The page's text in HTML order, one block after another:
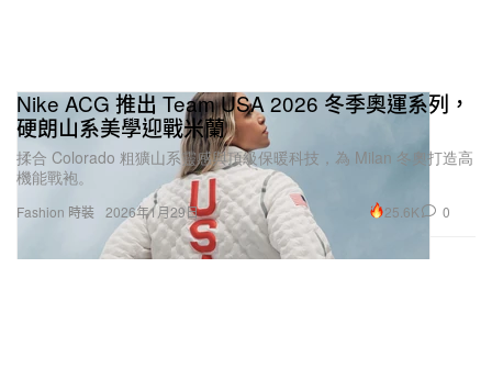
Fashion 時裝
Nike ACG 推出 Team USA 2026 冬季奧運系列，
硬朗山系美學迎戰米蘭
揉合 Colorado 粗獷山系靈感與頂級保暖科技，為 Milan 冬奧打造高
機能戰袍。
2026年1月29日 25.6K 0